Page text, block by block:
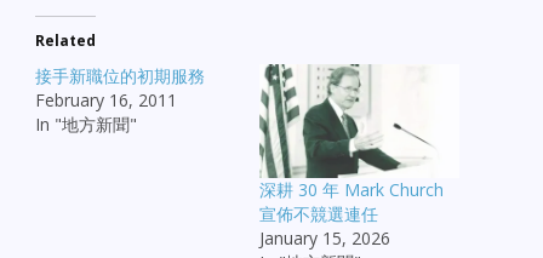
Related
接手新職位的初期服務
February 16, 2011
In "地方新聞"
深耕 30 年 Mark Church
宣佈不競選連任
January 15, 2026